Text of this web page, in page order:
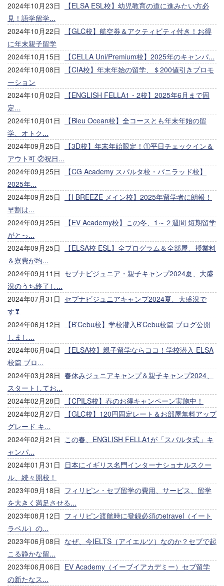
2024年10月23日
【ELSA ESL校】幼児教育の道に進みたい方必
見！語学留学...
2024年10月22日
【GLC校】航空券＆アクティビティ付き！お得
に年末親子留学
2024年10月15日
【CELLA Uni/Premium校】2025年のキャンパ...
2024年10月08日
【CIA校】年末年始の留学、＄200値引きプロモ
ーション
2024年10月02日
【ENGLISH FELLA1・2校】2025年6月まで固
定...
2024年10月01日
【Bleu Ocean校】全コースとも年末年始の留
学、オトク...
2024年09月25日
【3D校】年末年始限定！①平日チェックイン＆
アウト可 ②祝日...
2024年09月25日
【CG Academy スパルタ校・バニラッド校】
2025年...
2024年09月25日
【I BREEZE メイン校】2025年留学者に朗報！
早割は...
2024年09月25日
【EV Academy校】この冬、1～２週間 短期留学
がとっ...
2024年09月25日
【ELSA校 ESL】全プログラム＆全部屋、授業料
＆寮費が均...
2024年09月11日 セブナビジュニア・親子キャンプ2024夏、大盛
況のうち終了し...
2024年07月31日 セブナビジュニアキャンプ2024夏、大盛況で
す❣
2024年06月12日
【B’Cebu校】学校潜入B’Cebu校篇 ブログ公開
しまし...
2024年06月04日
【ELSA校】親子留学ならココ！学校潜入 ELSA
校篇 ブロ...
2024年03月28日 春休みジュニアキャンプ＆親子キャンプ2024、
スタートしてお...
2024年02月28日
【CPILS校】春のお得キャンペーン実施中！
2024年02月27日
【GLC校】120円固定レート＆お部屋無料アップ
グレード キ...
2024年02月21日 この春、ENGLISH FELLA1が「スパルタ式」キ
ャンパ...
2024年01月31日 日本にイギリス名門インターナショナルスクー
ル、続々開校！
2023年09月18日 フィリピン・セブ留学の費用、サービス、留学
を大きく満足させる...
2023年08月12日 フィリピン渡航時に登録必須のetravel（イート
ラベル）の...
2023年06月08日 なぜ、今IELTS（アイエルツ）なのか？セブで起
こる静かな留...
2023年06月06日 EV Academy（イーブイアカデミー）セブ留学
の新たなス...